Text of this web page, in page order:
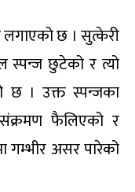
लगाएको छ । सुत्केरी
स्पन्ज छुटेको र त्यो
छ । उक्त स्पन्जका
फैलिएको र
गम्भीर असर पारेको